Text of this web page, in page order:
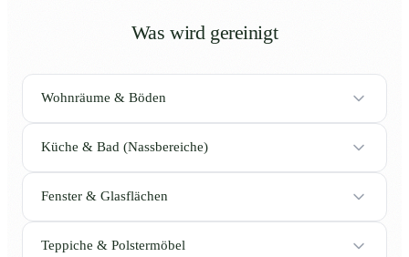
Was wird gereinigt
Wohnräume & Böden
Küche & Bad (Nassbereiche)
Fenster & Glasflächen
Teppiche & Polstermöbel